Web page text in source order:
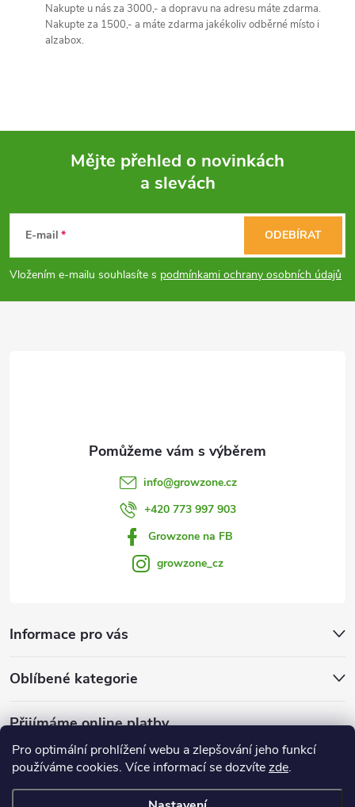
Pro optimální prohlížení webu a zlepšování jeho funkcí
používáme cookies. Více informací se dozvítezde.
a
p
r
v
Nakupte u nás za 3000,- a dopravu na adresu máte zdarma.
Nakupte za 1500,- a máte zdarma jakékoliv odběrné místo i
alzabox.
p
Mějte přehled o novinkách
a slevách
E-mail
Vložením e-mailu souhlasíte s podmínkami ochrany osobních údajů
ODEBÍRAT
info@growzone.cz
+420 773 997 903
Growzone na FB
growzone_cz
Informace pro vás
Oblíbené kategorie
Přijímáme online platby